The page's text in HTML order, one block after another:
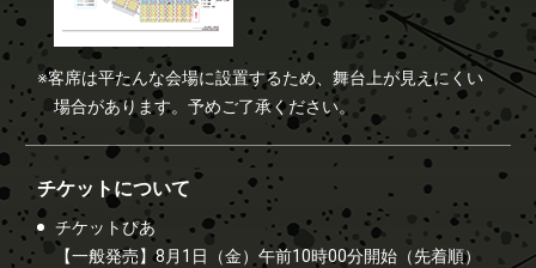
※客席は平たんな会場に設置するため、舞台上が見えにくい
場合があります。予めご了承ください。
チケットについて
チケットぴあ
【一般発売】8月1日（金）午前10時00分開始（先着順）